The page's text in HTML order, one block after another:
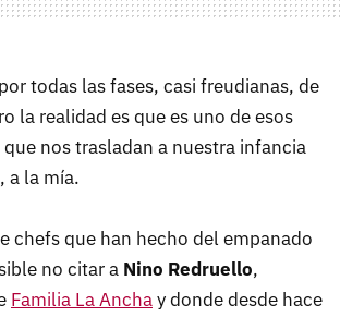
todas las fases, casi freudianas, de
la realidad es que es uno de esos
nos trasladan a nuestra infancia
a la mía.
chefs que han hecho del empanado
no citar a Nino Redruello,
Familia La Anchay donde desde hace